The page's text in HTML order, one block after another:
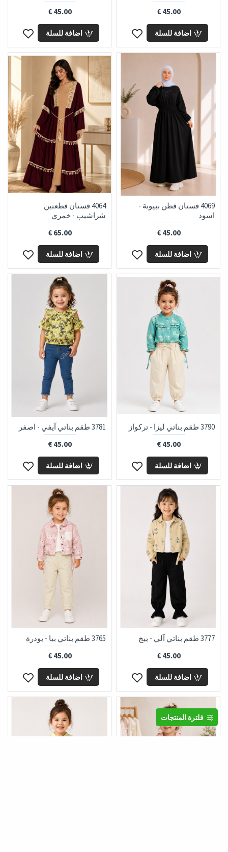
45.00 €
اضافة للسلة
45.00 €
اضافة للسلة
4069 فستان قطن ببيونة -
اسود
45.00 €
اضافة للسلة
4064 فستان قطعتين
شراشيب - خمري
65.00 €
اضافة للسلة
3790 طقم بناتي ليزا - تركواز
45.00 €
اضافة للسلة
3781 طقم بناتي آيفي - اصفر
45.00 €
اضافة للسلة
3777 طقم بناتي آلي - بيج
45.00 €
اضافة للسلة
3765 طقم بناتي بيا - بودرة
45.00 €
اضافة للسلة
فلترة المنتجات